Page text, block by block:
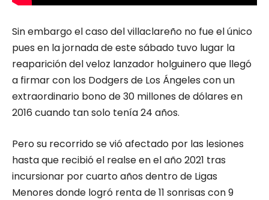
Sin embargo el caso del villaclareño no fue el único
pues en la jornada de este sábado tuvo lugar la
reaparición del veloz lanzador holguinero que llegó
a firmar con los Dodgers de Los Ángeles con un
extraordinario bono de 30 millones de dólares en
2016 cuando tan solo tenía 24 años.
Pero su recorrido se vió afectado por las lesiones
hasta que recibió el realse en el año 2021 tras
incursionar por cuarto años dentro de Ligas
Menores donde logró renta de 11 sonrisas con 9